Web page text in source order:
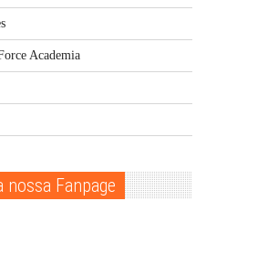
Academia
nossa Fanpage